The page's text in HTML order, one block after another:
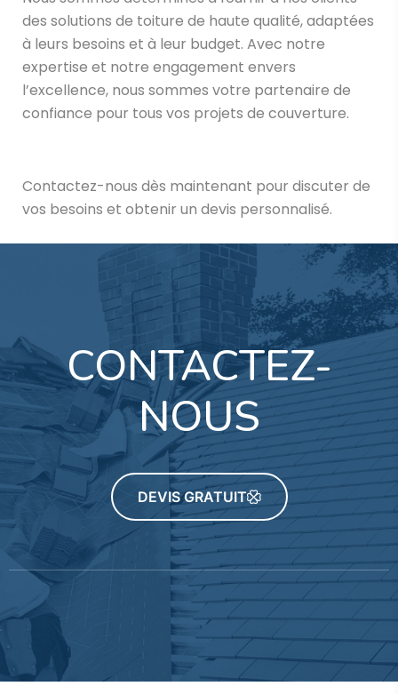
des solutions de toiture de haute qualité, adaptées
à leurs besoins et à leur budget. Avec notre
expertise et notre engagement envers
l’excellence, nous sommes votre partenaire de
confiance pour tous vos projets de couverture.
Contactez-nous dès maintenant pour discuter de
vos besoins et obtenir un devis personnalisé.
CONTACTEZ-
NOUS
DEVIS GRATUIT